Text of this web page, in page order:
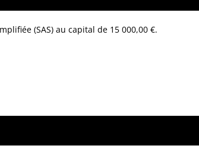
(SAS) au capital de 15 000,00 €.